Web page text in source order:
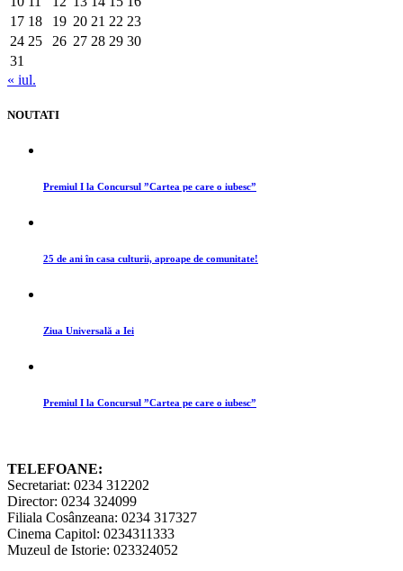
17 18 19 20 21 22 23
24 25 26 27 28 29 30
31
« iul.
NOUTATI
Premiul I la Concursul ”Cartea pe care o iubesc”
25 de ani în casa culturii, aproape de comunitate!
Ziua Universală a Iei
Premiul I la Concursul ”Cartea pe care o iubesc”
TELEFOANE:
Secretariat: 0234 312202
Director: 0234 324099
Filiala Cosânzeana: 0234 317327
Cinema Capitol: 0234311333
Muzeul de Istorie: 023324052